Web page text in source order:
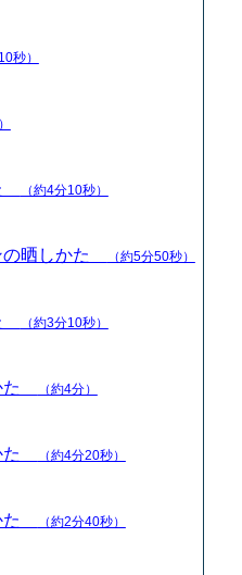
秒）
（約4分10秒）
の晒しかた （約5分50秒）
（約3分10秒）
た （約4分）
た （約4分20秒）
た （約2分40秒）